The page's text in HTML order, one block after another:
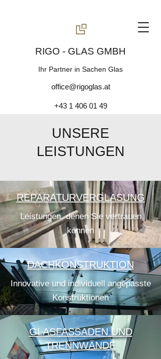
RIGO - GLAS GMBH
Ihr Partner in Sachen Glas
office@rigoglas.at
+43 1 406 01 49
UNSERE
LEISTUNGEN
REPARATURVERGLASUNG
Leistungen, denen Sie vertrauen
können
DACHKONSTRUKTION
Innovative und individuell angepasste
Konstruktionen
GLASFASSADEN UND
TRENNWÄNDE